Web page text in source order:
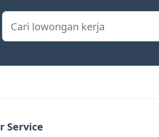
Service